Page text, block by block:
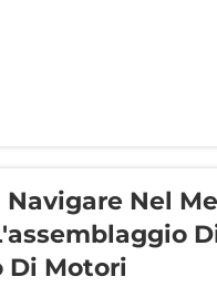
Nel
Di Motori